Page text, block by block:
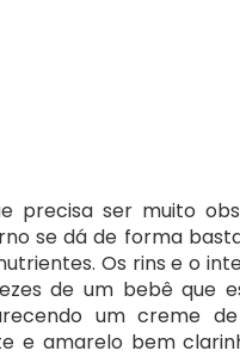
precisa ser muito
se dá de forma
Os rins e o
de um bebê que
um creme
e amarelo bem